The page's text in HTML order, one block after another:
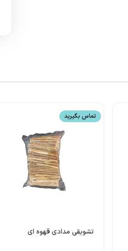
تماس بگیرید
تشویقی مدادی قهوه ای